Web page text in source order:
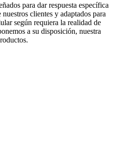
para dar respuesta específica
clientes y adaptados para
según requiera la realidad de
a su disposición, nuestra